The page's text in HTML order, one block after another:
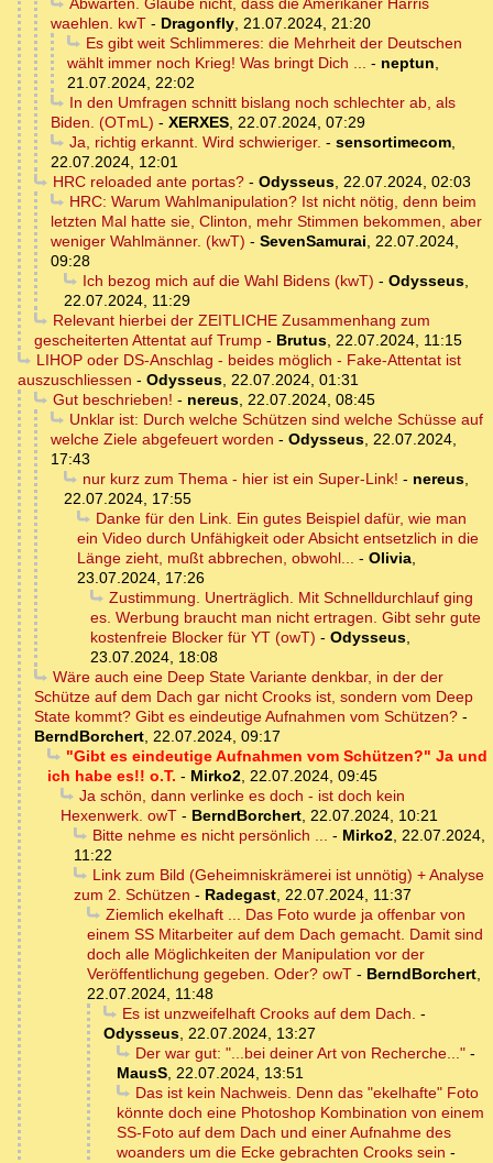
Abwarten. Glaube nicht, dass die Amerikaner Harris
waehlen. kwT - Dragonfly, 21.07.2024, 21:20
Es gibt weit Schlimmeres: die Mehrheit der Deutschen
wählt immer noch Krieg! Was bringt Dich ... - neptun,
21.07.2024, 22:02
In den Umfragen schnitt bislang noch schlechter ab, als
Biden. (OTmL) - XERXES, 22.07.2024, 07:29
Ja, richtig erkannt. Wird schwieriger. - sensortimecom,
22.07.2024, 12:01
HRC reloaded ante portas?- Odysseus, 22.07.2024, 02:03
HRC: Warum Wahlmanipulation? Ist nicht nötig, denn beim
letzten Mal hatte sie, Clinton, mehr Stimmen bekommen, aber
weniger Wahlmänner. (kwT) - SevenSamurai, 22.07.2024,
09:28
Ich bezog mich auf die Wahl Bidens (kwT) - Odysseus,
22.07.2024, 11:29
Relevant hierbei der ZEITLICHE Zusammenhang zum
gescheiterten Attentat auf Trump - Brutus, 22.07.2024, 11:15
LIHOP oder DS-Anschlag - beides möglich - Fake-Attentat ist
auszuschliessen - Odysseus, 22.07.2024, 01:31
Gut beschrieben! - nereus, 22.07.2024, 08:45
Unklar ist: Durch welche Schützen sind welche Schüsse auf
welche Ziele abgefeuert worden - Odysseus, 22.07.2024,
17:43
nur kurz zum Thema - hier ist ein Super-Link! - nereus,
22.07.2024, 17:55
Danke für den Link. Ein gutes Beispiel dafür, wie man
ein Video durch Unfähigkeit oder Absicht entsetzlich in die
Länge zieht, mußt abbrechen, obwohl... - Olivia,
23.07.2024, 17:26
Zustimmung. Unerträglich. Mit Schnelldurchlauf ging
es. Werbung braucht man nicht ertragen. Gibt sehr gute
kostenfreie Blocker für YT (owT) - Odysseus,
23.07.2024, 18:08
Wäre auch eine Deep State Variante denkbar, in der der
Schütze auf dem Dach gar nicht Crooks ist, sondern vom Deep
State kommt? Gibt es eindeutige Aufnahmen vom Schützen? -
BerndBorchert, 22.07.2024, 09:17
"Gibt es eindeutige Aufnahmen vom Schützen?" Ja und
ich habe es!! o.T. - Mirko2, 22.07.2024, 09:45
Ja schön, dann verlinke es doch - ist doch kein
Hexenwerk. owT - BerndBorchert, 22.07.2024, 10:21
Bitte nehme es nicht persönlich ... - Mirko2, 22.07.2024,
11:22
Link zum Bild (Geheimniskrämerei ist unnötig) + Analyse
zum 2. Schützen - Radegast, 22.07.2024, 11:37
Ziemlich ekelhaft ... Das Foto wurde ja offenbar von
einem SS Mitarbeiter auf dem Dach gemacht. Damit sind
doch alle Möglichkeiten der Manipulation vor der
Veröffentlichung gegeben. Oder? owT - BerndBorchert,
22.07.2024, 11:48
Es ist unzweifelhaft Crooks auf dem Dach. -
Odysseus, 22.07.2024, 13:27
Der war gut: "...bei deiner Art von Recherche..."-
MausS, 22.07.2024, 13:51
Das ist kein Nachweis. Denn das "ekelhafte" Foto
könnte doch eine Photoshop Kombination von einem
SS-Foto auf dem Dach und einer Aufnahme des
woanders um die Ecke gebrachten Crooks sein -